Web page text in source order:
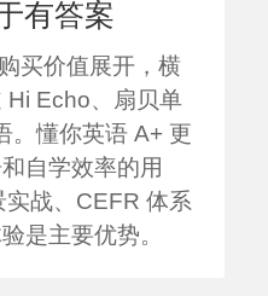
有答案
买价值展开，横
Hi Echo、扇贝单
。懂你英语 A+ 更
自学效率的用
实战、CEFR 体系
是主要优势。